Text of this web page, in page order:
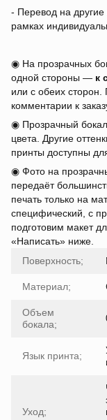
- Перевод на другие
рамках
◉ На прозрачных
одной стороны — к
или с обеих сторон.
комментарии к
◉ Прозрачный
цвета. Другие
принты доступны
◉ Фото на
передаёт
печать только на
специфический, с
подготовим макет
«Написать» ниже.
Поверхность;
Материал;
Объем
бокала;
Язык принта;
Уход;